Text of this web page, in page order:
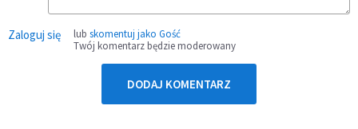
Zaloguj się lub skomentuj jako Gość
Twój komentarz będzie moderowany
DODAJ KOMENTARZ